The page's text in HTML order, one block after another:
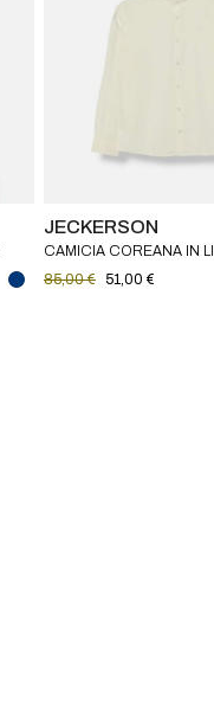
JECKERSON
CAMICIA COREANA IN
JECKERSON BAMBINO
85,00 € 51,00 €